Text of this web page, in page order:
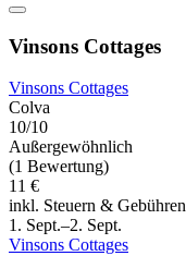
Vinsons Cottages
Vinsons Cottages
Colva
10/10
Außergewöhnlich
(1 Bewertung)
11 €
inkl. Steuern & Gebühren
1. Sept.–2. Sept.
Vinsons Cottages